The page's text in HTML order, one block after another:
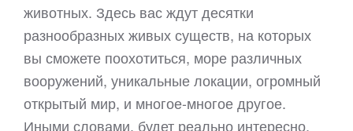
животных. Здесь вас ждут десятки
разнообразных живых существ, на которых
вы сможете поохотиться, море различных
вооружений, уникальные локации, огромный
открытый мир, и многое-многое другое.
Иными словами, будет реально интересно.